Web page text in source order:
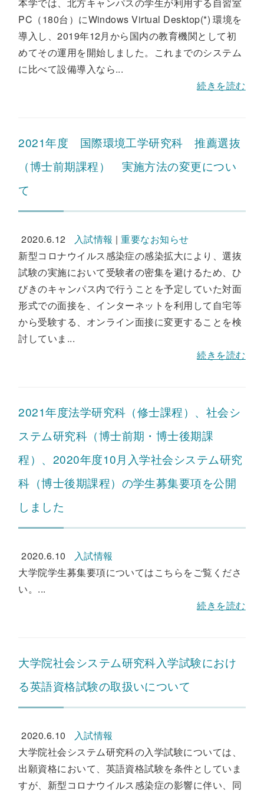
PC（180台）にWindows Virtual Desktop(*) 環境を
導入し、2019年12月から国内の教育機関として初
めてその運用を開始しました。これまでのシステム
に比べて設備導入なら...
続きを読む
2021年度 国際環境工学研究科 推薦選抜
（博士前期課程） 実施方法の変更につい
て
2020.6.12 入試情報 |重要なお知らせ
新型コロナウイルス感染症の感染拡大により、選抜
試験の実施において受験者の密集を避けるため、ひ
びきのキャンパス内で行うことを予定していた対面
形式での面接を、インターネットを利用して自宅等
から受験する、オンライン面接に変更することを検
討していま...
続きを読む
2021年度法学研究科（修士課程）、社会シ
ステム研究科（博士前期・博士後期課
程）、2020年度10月入学社会システム研究
科（博士後期課程）の学生募集要項を公開
しました
2020.6.10
入試情報
大学院学生募集要項についてはこちらをご覧くださ
い。...
続きを読む
大学院社会システム研究科入学試験におけ
る英語資格試験の取扱いについて
2020.6.10
入試情報
大学院社会システム研究科の入学試験については、
出願資格において、英語資格試験を条件としていま
すが、新型コロナウイルス感染症の影響に伴い、同